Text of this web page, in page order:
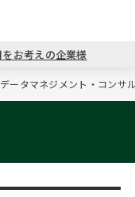
戻る
コンサ
戻る
キャリ
戻る
MBAの
戻る
日本か
戻る
パワー
お考えの企業様
データマネジメント・コンサ